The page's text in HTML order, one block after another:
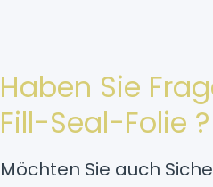
Haben Sie
Fill-Seal-Folie ?
Möchten Sie auch